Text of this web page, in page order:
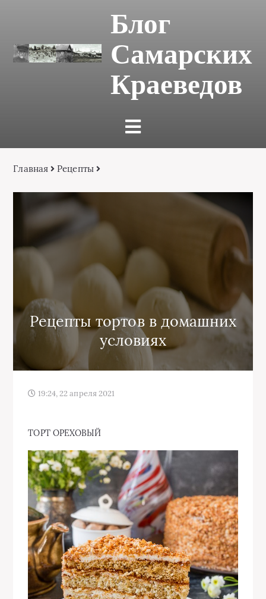
Блог
Самарских
Краеведов
Главная Рецепты
Рецепты тортов в домашних
условиях
19:24, 22 апреля 2021
ТОРТ ОРЕХОВЫЙ